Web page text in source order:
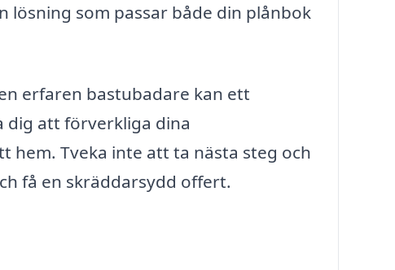
som passar både din plånbok
erfaren bastubadare kan ett
dig att förverkliga dina
hem. Tveka inte att ta nästa steg och
få en skräddarsydd offert.